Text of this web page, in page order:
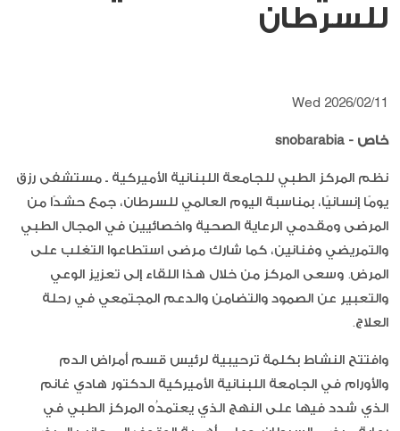
للسرطان
Wed 2026/02/11
خاص -snobarabia
نظم المركز الطبي للجامعة اللبنانية الأميركية ـ مستشفى رزق
يومًا إنسانيًا، بمناسبة اليوم العالمي للسرطان، جمع حشدًا من
المرضى ومقدمي الرعاية الصحية واخصائيين في المجال الطبي
والتمريضي وفنانين، كما شارك مرضى استطاعوا التغلب على
المرض. وسعى المركز من خلال هذا اللقاء إلى تعزيز الوعي
والتعبير عن الصمود والتضامن والدعم المجتمعي في رحلة
العلاج.
وافتتح النشاط بكلمة ترحيبية لرئيس قسم أمراض الدم
والأورام في الجامعة اللبنانية الأميركية الدكتور هادي غانم
الذي شدد فيها على النهج الذي يعتمدُه المركز الطبي في